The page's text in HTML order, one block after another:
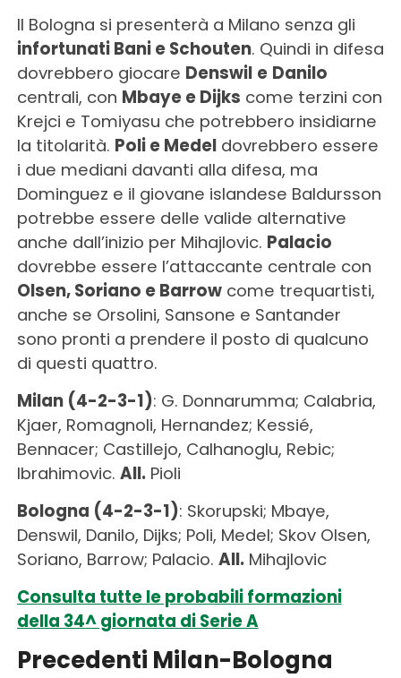
Il Bologna si presenterà a Milano senza gli
infortunati Bani e Schouten. Quindi in difesa
dovrebbero giocare Denswil e Danilo
centrali, con Mbaye e Dijks come terzini con
Krejci e Tomiyasu che potrebbero insidiarne
la titolarità. Poli e Medeldovrebbero essere
i due mediani davanti alla difesa, ma
Dominguez e il giovane islandese Baldursson
potrebbe essere delle valide alternative
anche dall’inizio per Mihajlovic. Palacio
dovrebbe essere l’attaccante centrale con
Olsen, Soriano e Barrowcome trequartisti,
anche se Orsolini, Sansone e Santander
sono pronti a prendere il posto di qualcuno
di questi quattro.
Milan (4-2-3-1): G. Donnarumma; Calabria,
Kjaer, Romagnoli, Hernandez; Kessié,
Bennacer; Castillejo, Calhanoglu, Rebic;
Ibrahimovic. All. Pioli
Bologna (4-2-3-1): Skorupski; Mbaye,
Denswil, Danilo, Dijks; Poli, Medel; Skov Olsen,
Soriano, Barrow; Palacio. All. Mihajlovic
Consulta tutte le probabili formazioni
della 34^ giornata di Serie A
Precedenti Milan-Bologna